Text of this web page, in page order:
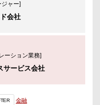
ジャー]
会社
ーション業務]
サービス会社
金融